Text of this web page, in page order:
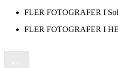
FLER FOTOGRAFER I
FLER FOTOGRAFER I